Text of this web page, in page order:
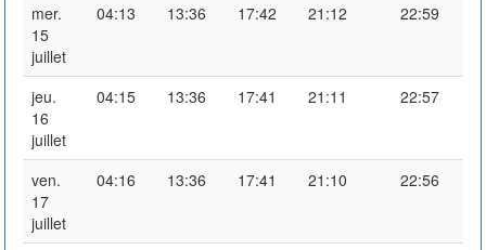
mer.
15
juillet
04:13 13:36 17:42 21:12 22:59
jeu.
16
juillet
04:15 13:36 17:41 21:11 22:57
ven.
17
juillet
04:16 13:36 17:41 21:10 22:56